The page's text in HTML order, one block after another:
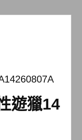
遊獵14